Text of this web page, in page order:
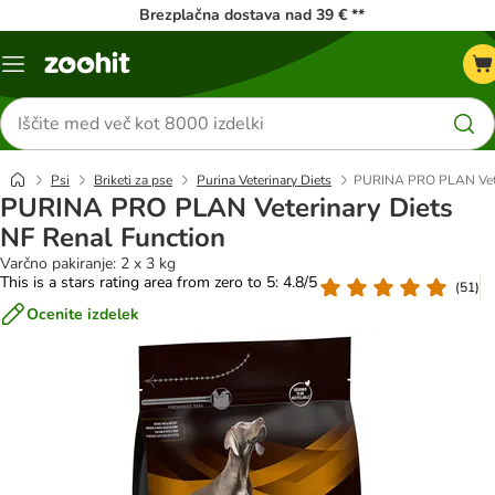
Brezplačna dostava nad 39 € **
Meni
Iskanje
izdelkov
Psi Briketi za pse Purina Veterinary Diets PURINA PRO PLAN
PURINA PRO PLAN Veterinary Diets
NF Renal Function
Varčno pakiranje: 2 x 3 kg
This is a stars rating area from zero to 5: 4.8/5
(51)
Ocenite izdelek